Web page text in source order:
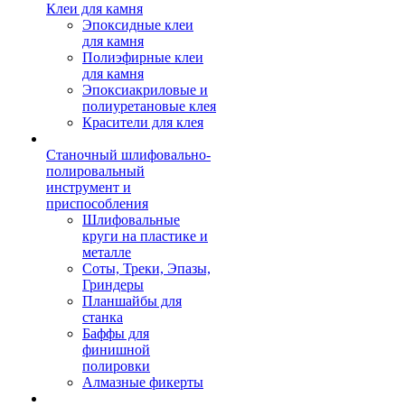
Клеи для камня
Эпоксидные клеи
для камня
Полиэфирные клеи
для камня
Эпоксиакриловые и
полиуретановые клея
Красители для клея
Станочный шлифовально-
полировальный
инструмент и
приспособления
Шлифовальные
круги на пластике и
металле
Соты, Треки, Эпазы,
Гриндеры
Планшайбы для
станка
Баффы для
финишной
полировки
Алмазные фикерты